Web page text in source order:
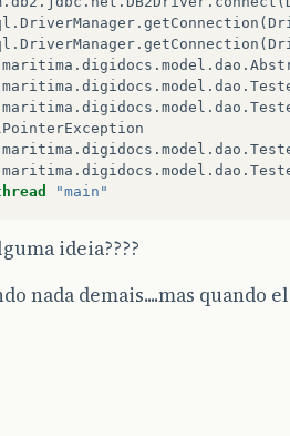
. DriverManager . getConnection (
. DriverManager . getConnection (
maritima . digidocs . model . dao .
maritima . digidocs . model . dao .
maritima . digidocs . model . dao .
maritima . digidocs . model . dao .
maritima . digidocs . model . dao .
"main"
ideia????
nada demais....mas